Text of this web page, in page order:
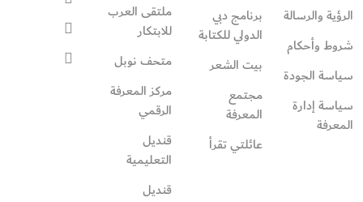
الرؤية والرسالة
شروط وأحكام
سياسة الجودة
سياسة إدارة
المعرفة
برنامج دبي
الدولي للكتابة
بيت الشعر
مجتمع
المعرفة
عائلتي تقرأ‎
ملتقى العرب
للابتكار
متحف نوبل
مركز المعرفة
الرقمي
قنديل
التعليمية
قنديل